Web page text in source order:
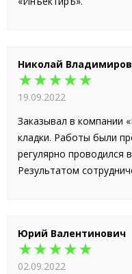
Николай
★★★★★
19.09.2022
Заказывал в компании
кладки. Работы были
регулярно проводился
Результатом
Юрий Валентинович
★★★★★
02.09.2022